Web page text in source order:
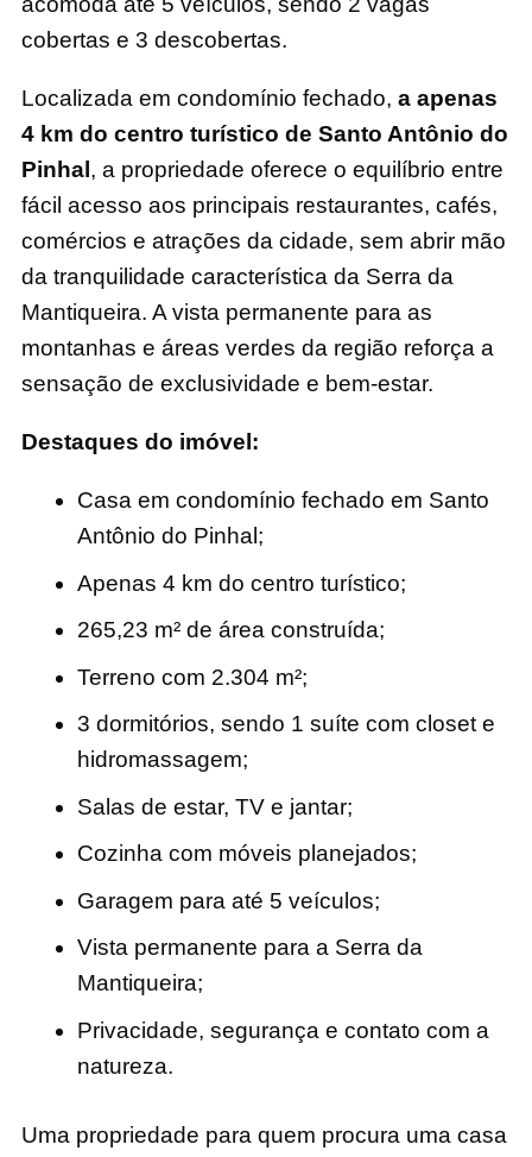
cobertas e 3 descobertas.
Localizada em condomínio fechado, a apenas
4 km do centro turístico de Santo Antônio do
Pinhal , a propriedade oferece o equilíbrio entre
fácil acesso aos principais restaurantes, cafés,
comércios e atrações da cidade, sem abrir mão
da tranquilidade característica da Serra da
Mantiqueira. A vista permanente para as
montanhas e áreas verdes da região reforça a
sensação de exclusividade e bem-estar.
Destaques do imóvel:
Casa em condomínio fechado em Santo
Antônio do Pinhal;
Apenas 4 km do centro turístico;
265,23 m² de área construída;
Terreno com 2.304 m²;
3 dormitórios, sendo 1 suíte com closet e
hidromassagem;
Salas de estar, TV e jantar;
Cozinha com móveis planejados;
Garagem para até 5 veículos;
Vista permanente para a Serra da
Mantiqueira;
Privacidade, segurança e contato com a
natureza.
Uma propriedade para quem procura uma casa